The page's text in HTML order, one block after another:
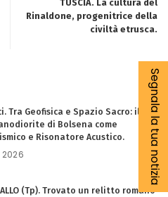
TUSCIA. La cultura del
Rinaldone, progenitrice della
civiltà etrusca.
Tra Geofisica e Spazio Sacro: il
di Bolsena come
e Risonatore Acustico.
VALLO (Tp). Trovato un relitto romano
Segnala la tua notizia